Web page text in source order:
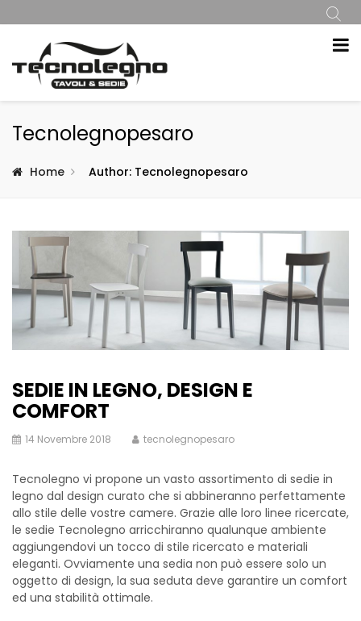
Tecnolegnopesaro
Home Author: Tecnolegnopesaro
SEDIE IN LEGNO, DESIGN E
COMFORT
14 Novembre 2018 tecnolegnopesaro
Tecnolegno vi propone un vasto assortimento di sedie in
legno dal design curato che si abbineranno perfettamente
allo stile delle vostre camere. Grazie alle loro linee ricercate,
le sedie Tecnolegno arricchiranno qualunque ambiente
aggiungendovi un tocco di stile ricercato e materiali
eleganti. Ovviamente una sedia non può essere solo un
oggetto di design, la sua seduta deve garantire un comfort
ed una stabilità ottimale.